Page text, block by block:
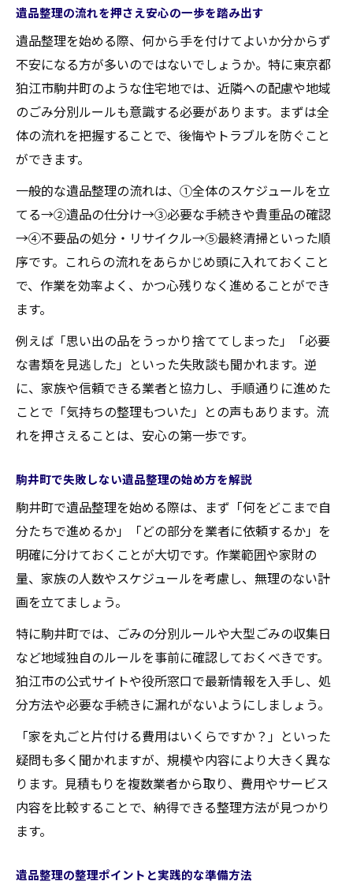
遺品整理を段階的に進める実践的な手順
感情に配慮した遺品整理の進め方の工夫
片付けの負担を減らす遺品整理の分け方
迷いがちな遺品整理で活躍する保留ボック
ス活用法
無理なく続ける遺品整理の時間配分と休憩
家族の後悔を減らす遺品整理の進め方
遺品整理で後悔しないための家族間の話し
合い術
残す物と処分する物の方針決定と遺品整理
思い出の品を大切に扱う遺品整理の配慮
親族間で共有すべき遺品整理の注意点
狛江市でのごみ分別方法と遺品整理
遺品整理時の狛江市ごみ分別ルール徹底解
説
法
資源ごみと粗大ごみの分別で注意したい遺
品整理
狛江市のごみ出しマナーと遺品整理のポイ
ント
法
費用相場から考える遺品整理の選択肢
遺品整理の費用相場と自力整理のポイント
較
費用を抑える遺品整理の業者選びコツ
遺品整理の見積もり時に確認すべき費用項
安心して任せられる遺品整理の実践知識
遺品整理の流れを押さえ安心の一歩を踏み出す
遺品整理を始める際、何から手を付けてよいか分からず
不安になる方が多いのではないでしょうか。特に東京都
狛江市駒井町のような住宅地では、近隣への配慮や地域
のごみ分別ルールも意識する必要があります。まずは全
体の流れを把握することで、後悔やトラブルを防ぐこと
ができます。
一般的な遺品整理の流れは、①全体のスケジュールを立
てる→②遺品の仕分け→③必要な手続きや貴重品の確認
→④不要品の処分・リサイクル→⑤最終清掃といった順
序です。これらの流れをあらかじめ頭に入れておくこと
で、作業を効率よく、かつ心残りなく進めることができ
ます。
例えば「思い出の品をうっかり捨ててしまった」「必要
な書類を見逃した」といった失敗談も聞かれます。逆
に、家族や信頼できる業者と協力し、手順通りに進めた
ことで「気持ちの整理もついた」との声もあります。流
れを押さえることは、安心の第一歩です。
駒井町で失敗しない遺品整理の始め方を解説
駒井町で遺品整理を始める際は、まず「何をどこまで自
分たちで進めるか」「どの部分を業者に依頼するか」を
明確に分けておくことが大切です。作業範囲や家財の
量、家族の人数やスケジュールを考慮し、無理のない計
画を立てましょう。
特に駒井町では、ごみの分別ルールや大型ごみの収集日
など地域独自のルールを事前に確認しておくべきです。
狛江市の公式サイトや役所窓口で最新情報を入手し、処
分方法や必要な手続きに漏れがないようにしましょう。
「家を丸ごと片付ける費用はいくらですか？」といった
疑問も多く聞かれますが、規模や内容により大きく異な
ります。見積もりを複数業者から取り、費用やサービス
内容を比較することで、納得できる整理方法が見つかり
ます。
遺品整理の整理ポイントと実践的な準備方法